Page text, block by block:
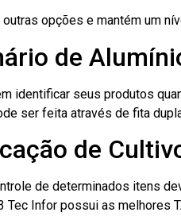
opções e mantém um
de
identificar seus produtos
ser feita através de fita
de
de determinados itens
Infor possui as melhores